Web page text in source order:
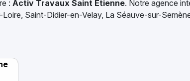
: Activ Travaux Saint Etienne. Notre agence
Saint-Didier-en-Velay, La Séauve-sur-